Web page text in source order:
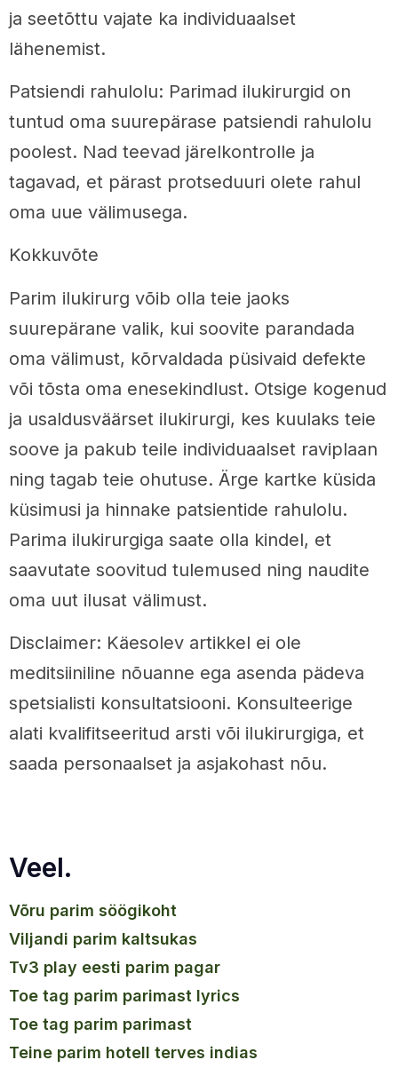
ja seetõttu vajate ka individuaalset
lähenemist.
Patsiendi rahulolu: Parimad ilukirurgid on
tuntud oma suurepärase patsiendi rahulolu
poolest. Nad teevad järelkontrolle ja
tagavad, et pärast protseduuri olete rahul
oma uue välimusega.
Kokkuvõte
Parim ilukirurg võib olla teie jaoks
suurepärane valik, kui soovite parandada
oma välimust, kõrvaldada püsivaid defekte
või tõsta oma enesekindlust. Otsige kogenud
ja usaldusväärset ilukirurgi, kes kuulaks teie
soove ja pakub teile individuaalset raviplaan
ning tagab teie ohutuse. Ärge kartke küsida
küsimusi ja hinnake patsientide rahulolu.
Parima ilukirurgiga saate olla kindel, et
saavutate soovitud tulemused ning naudite
oma uut ilusat välimust.
Disclaimer: Käesolev artikkel ei ole
meditsiiniline nõuanne ega asenda pädeva
spetsialisti konsultatsiooni. Konsulteerige
alati kvalifitseeritud arsti või ilukirurgiga, et
saada personaalset ja asjakohast nõu.
Veel.
võru parim söögikoht
viljandi parim kaltsukas
tv3 play eesti parim pagar
toe tag parim parimast lyrics
toe tag parim parimast
teine parim hotell terves indias